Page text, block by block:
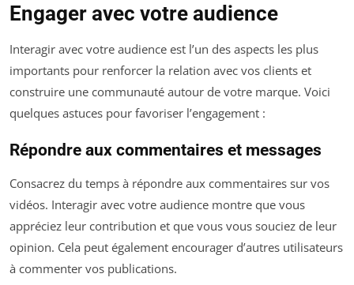
Engager avec votre audience
Interagir avec votre audience est l’un des aspects les plus
importants pour renforcer la relation avec vos clients et
construire une communauté autour de votre marque. Voici
quelques astuces pour favoriser l’engagement :
Répondre aux commentaires et messages
Consacrez du temps à répondre aux commentaires sur vos
vidéos. Interagir avec votre audience montre que vous
appréciez leur contribution et que vous vous souciez de leur
opinion. Cela peut également encourager d’autres utilisateurs
à commenter vos publications.